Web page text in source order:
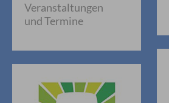
Veranstaltungen
und Termine